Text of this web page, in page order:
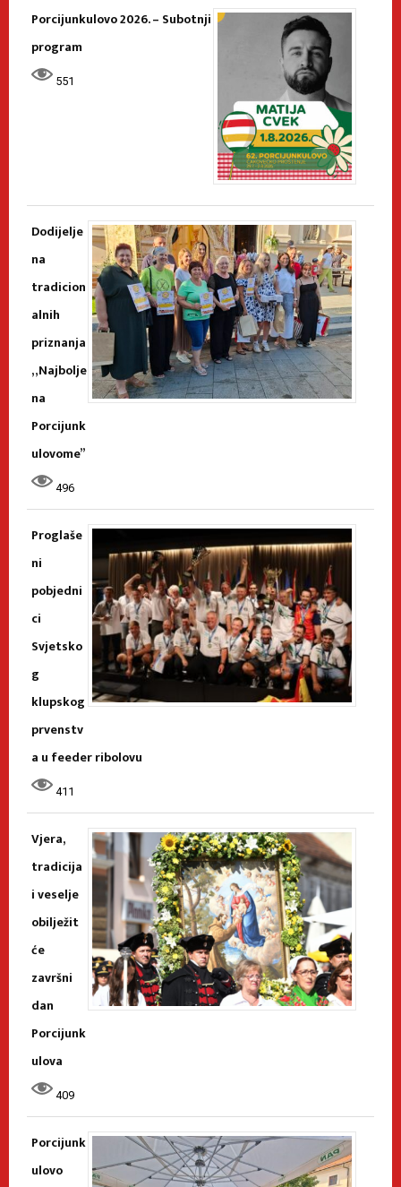
Porcijunkulovo 2026. – Subotnji
program
551
Dodijelje
na
tradicion
alnih
priznanja
„Najbolje
na
Porcijunk
ulovome”
496
Proglaše
ni
pobjedni
ci
Svjetsko
g
klupskog
prvenstv
a u feeder ribolovu
411
Vjera,
tradicija
i veselje
obilježit
će
završni
dan
Porcijunk
ulova
409
Porcijunk
ulovo